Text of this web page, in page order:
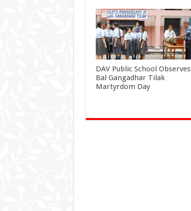
DAV Public School Observes
Bal Gangadhar Tilak
Martyrdom Day